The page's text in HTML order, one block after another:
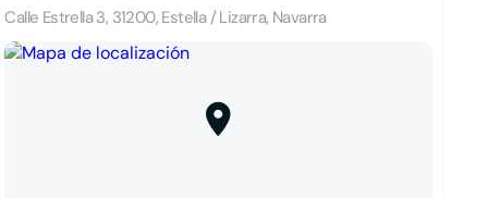
Calle Estrella 3, 31200, Estella / Lizarra, Navarra